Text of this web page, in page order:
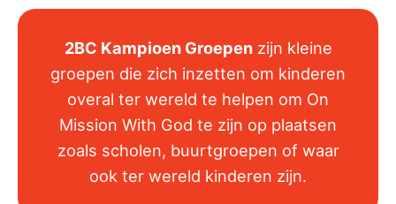
2BC Kampioen Groepenzijn kleine
groepen die zich inzetten om kinderen
overal ter wereld te helpen om On
Mission With God te zijn op plaatsen
zoals scholen, buurtgroepen of waar
ook ter wereld kinderen zijn.